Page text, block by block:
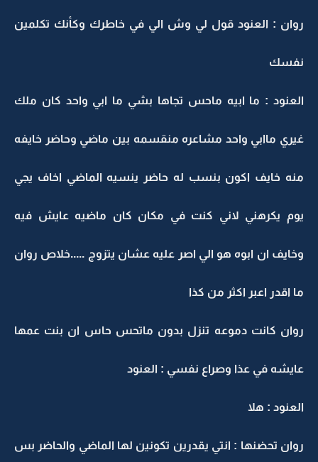
روان : العنود قول لي وش الي في خاطرك وكأنك تكلمين
نفسك
العنود : ما ابيه ماحس تجاها بشي ما ابي واحد كان ملك
غيري ماابي واحد مشاعره منقسمه بين ماضي وحاضر خايفه
منه خايف اكون بنسب له حاضر ينسيه الماضي اخاف يجي
يوم يكرهني لاني كنت في مكان كان ماضيه عايش فيه
وخايف ان ابوه هو الي اصر عليه عشان يتزوج .....خلاص روان
ما اقدر اعبر اكثر من كذا
روان كانت دموعه تنزل بدون ماتحس حاس ان بنت عمها
عايشه في عذا وصراع نفسي : العنود
العنود : هلا
روان تحضنها : انتي يقدرين تكونين لها الماضي والحاضر بس